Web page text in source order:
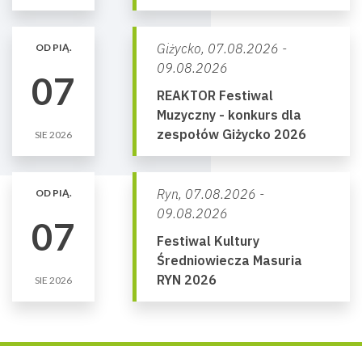
OD PIĄ.
07
SIE 2026
Giżycko, 07.08.2026 -
09.08.2026
REAKTOR Festiwal
Muzyczny - konkurs dla
zespołów Giżycko 2026
OD PIĄ.
07
SIE 2026
Ryn, 07.08.2026 -
09.08.2026
Festiwal Kultury
Średniowiecza Masuria
RYN 2026